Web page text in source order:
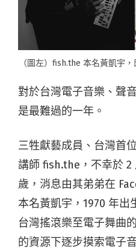
（圖左）fish.the 本名黃凱宇
對於台灣電子音樂、聲
是最難過的一年。
三牲獻藝成員、台灣首
講師 fish.the，不幸於 2
歲，消息由其弟弟在
本名黃凱宇，1970 年出
台灣搖滾樂至電子舞曲
的資源下逐步摸索電子